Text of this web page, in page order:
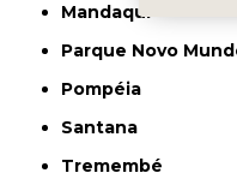
Mandaqui
Parque Novo
Pompéia
Santana
Tremembé